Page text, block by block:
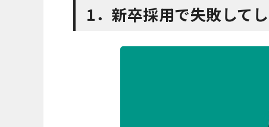
1．新卒採用で失敗して